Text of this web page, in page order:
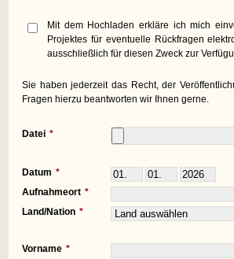
Mit dem Hochladen erkläre ich mich
Projektes für eventuelle Rückfragen
ausschließlich für diesen Zweck zur
Sie haben jederzeit das Recht, der
Fragen hierzu beantworten wir Ihnen gerne.
Datei
Datum
Aufnahmeort
Land/Nation
Vorname